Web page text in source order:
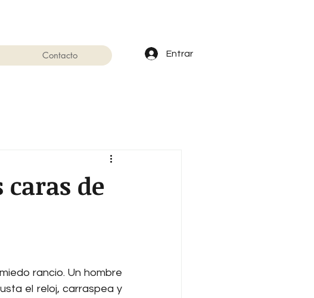
Contacto Entrar
caras de
rancio. Un hombre
el reloj, carraspea y